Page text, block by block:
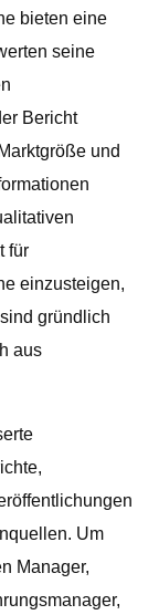
bieten eine
seine
Bericht
und
für
einzusteigen,
gründlich
aus
Um
Manager,